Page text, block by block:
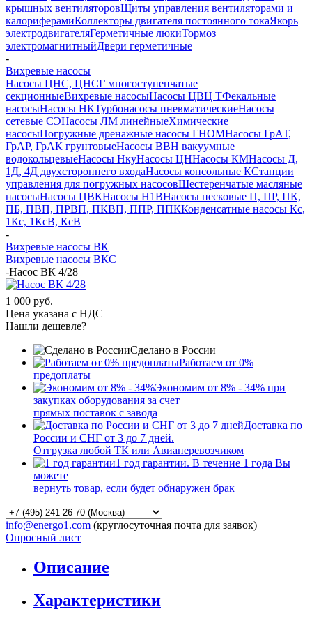
крышных вентиляторовЩиты управления вентиляторами и
калориферамиКоллекторы двигателя постоянного токаЯкорь
электродвигателяГерметичные люкиТормоз
электромагнитныйДвери герметичные
-
Вихревые насосы
Насосы ЦНС, ЦНСГ многоступенчатые
секционныеВихревые насосыНасосы ЦВЦ ТФекальные
насосыНасосы НКТурбонасосы пневматическиеНасосы
сетевые СЭНасосы ЛМ линейныеХимические
насосыПогружные дренажные насосы ГНОМНасосы ГрАТ,
ГрАР, ГрАК грунтовыеНасосы ВВН вакуумные
водокольцевыеНасосы НкуНасосы ЦННасосы КМНасосы Д,
1Д, 4Д двухстороннего входаНасосы консольные КСтанции
управления для погружных насосовШестеренчатые масляные
насосыНасосы ЦВКНасосы Н1ВНасосы песковые П, ПР, ПК,
ПБ, ПВП, ПРВП, ПКВП, ППР, ППККонденсатные насосы Кс,
1Кс, 1КсВ, КсВ
-
Вихревые насосы ВК
Вихревые насосы ВКС
-Насос ВК 4/28
1 000 руб.
Цена указана с НДС
Нашли дешевле?
Сделано в России
Работаем от 0%
предоплаты
Экономим от 8% - 34% при
закупках оборудования за счет
прямых поставок с завода
Доставка по
России и СНГ от 3 до 7 дней.
Отгрузка любой ТК или Авиаперевозчиком
1 год гарантии. В течение 1 года Вы
можете
вернуть товар, если будет обнаружен брак
info@energo1.com (круглосуточная почта для заявок)
Опросный лист
Описание
Характеристики